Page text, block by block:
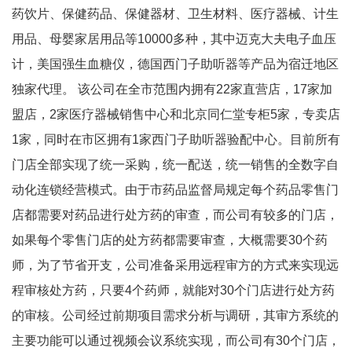
药饮片、保健药品、保健器材、卫生材料、医疗器械、计生
用品、母婴家居用品等10000多种，其中迈克大夫电子血压
计，美国强生血糖仪，德国西门子助听器等产品为宿迁地区
独家代理。
该公司在全市范围内拥有22家直营店， 17家加
盟店， 2家医疗器械销售中心和北京同仁堂专柜5家，专卖店
1家，同时在市区拥有1家西门子助听器验配中心。目前所有
门店全部实现了统一采购，统一配送，统一销售的全数字自
动化连锁经营模式。由于市药品监督局规定每个药品零售门
店都需要对药品进行处方药的审查，而公司有较多的门店，
如果每个零售门店的处方药都需要审查，大概需要30个药
师，为了节省开支，公司准备采用远程审方的方式来实现远
程审核处方药，只要4个药师，就能对30个门店进行处方药
的审核。公司经过前期项目需求分析与调研，其审方系统的
主要功能可以通过视频会议系统实现，而公司有30个门店，